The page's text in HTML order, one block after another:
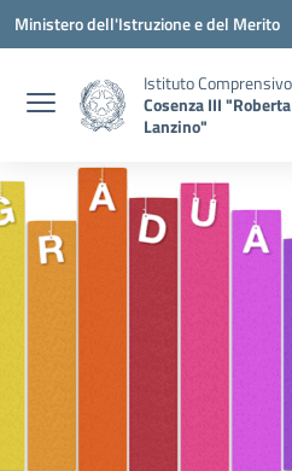
Vai ai contenuti
Vai al menu di navigazione
Vai al footer
Ministero dell'Istruzione e del Merito
Istituto
Cosenza III "Roberta
Lanzino"